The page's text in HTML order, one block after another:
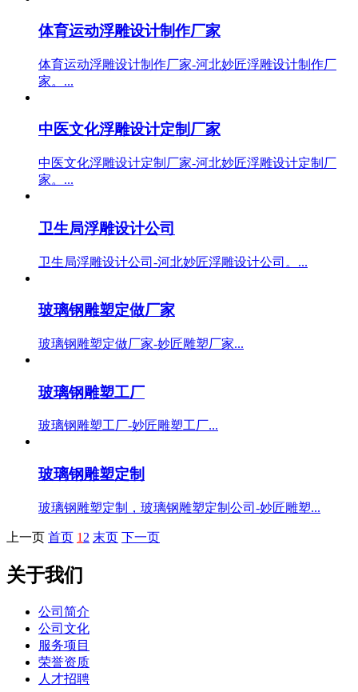
体育运动浮雕设计制作厂家
体育运动浮雕设计制作厂家-河北妙匠浮雕设计制作厂
家。...
中医文化浮雕设计定制厂家
中医文化浮雕设计定制厂家-河北妙匠浮雕设计定制厂
家。...
卫生局浮雕设计公司
卫生局浮雕设计公司-河北妙匠浮雕设计公司。...
玻璃钢雕塑定做厂家
玻璃钢雕塑定做厂家-妙匠雕塑厂家...
玻璃钢雕塑工厂
玻璃钢雕塑工厂-妙匠雕塑工厂...
玻璃钢雕塑定制
玻璃钢雕塑定制，玻璃钢雕塑定制公司-妙匠雕塑...
上一页 首页 1 2 末页 下一页
关于我们
公司简介
公司文化
服务项目
荣誉资质
人才招聘